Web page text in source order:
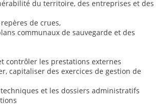
du territoire, des entreprises et des
de crues,
communaux de sauvegarde et des
contrôler les prestations externes
capitaliser des exercices de gestion de
et les dossiers administratifs